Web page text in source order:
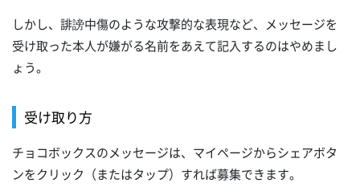
しかし、誹謗中傷のような攻撃的な表現など、メッセージを
受け取った本人が嫌がる名前をあえて記入するのはやめまし
ょう。
受け取り方
チョコボックスのメッセージは、マイページからシェアボタ
ンをクリック（またはタップ）すれば募集できます。